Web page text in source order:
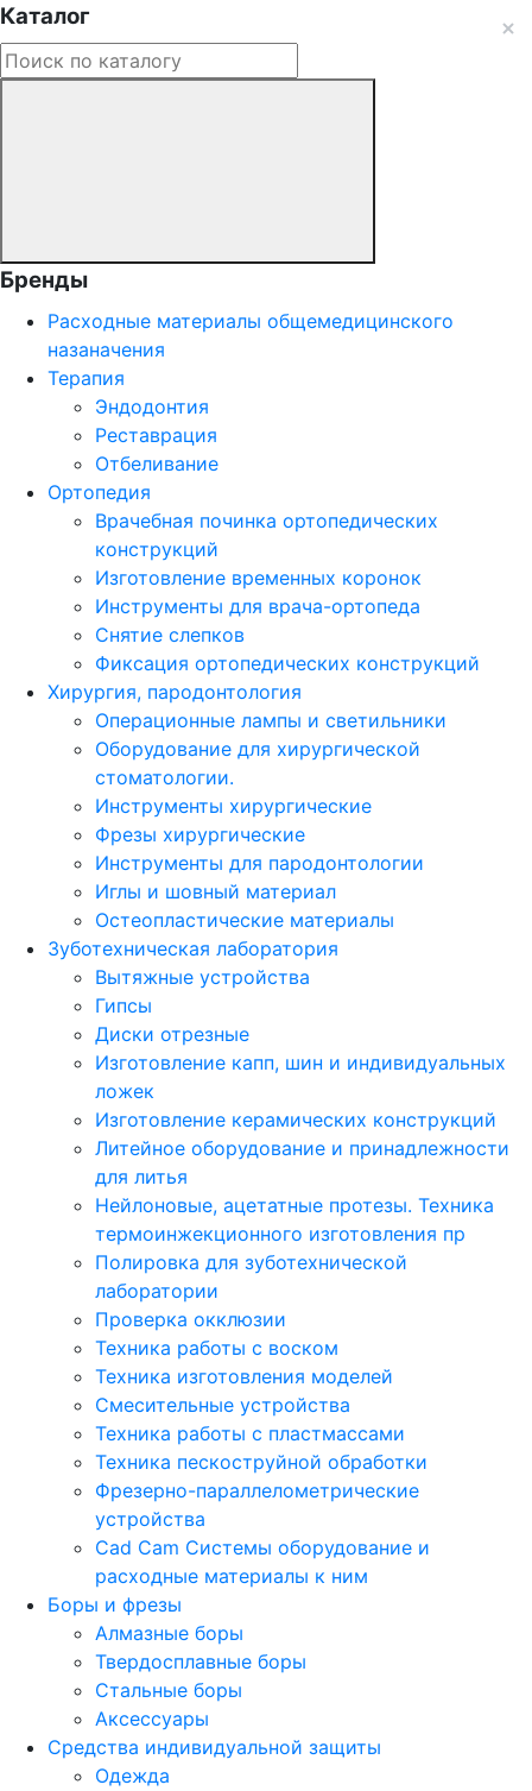
Каталог
Бренды
Расходные материалы общемедицинского
назаначения
Терапия
Эндодонтия
Реставрация
Отбеливание
Ортопедия
Врачебная починка ортопедических
конструкций
Изготовление временных коронок
Инструменты для врача-ортопеда
Снятие слепков
Фиксация ортопедических конструкций
Хирургия, пародонтология
Операционные лампы и светильники
Оборудование для хирургической
стоматологии.
Инструменты хирургические
Фрезы хирургические
Инструменты для пародонтологии
Иглы и шовный материал
Остеопластические материалы
Зуботехническая лаборатория
Вытяжные устройства
Гипсы
Диски отрезные
Изготовление капп, шин и индивидуальных
ложек
Изготовление керамических конструкций
Литейное оборудование и принадлежности
для литья
Нейлоновые, ацетатные протезы. Техника
термоинжекционного изготовления пр
Полировка для зуботехнической
лаборатории
Проверка окклюзии
Техника работы с воском
Техника изготовления моделей
Смесительные устройства
Техника работы с пластмассами
Техника пескоструйной обработки
Фрезерно-параллелометрические
устройства
Cad Cam Системы оборудование и
расходные материалы к ним
Боры и фрезы
Алмазные боры
Твердосплавные боры
Стальные боры
Аксессуары
Средства индивидуальной защиты
Одежда